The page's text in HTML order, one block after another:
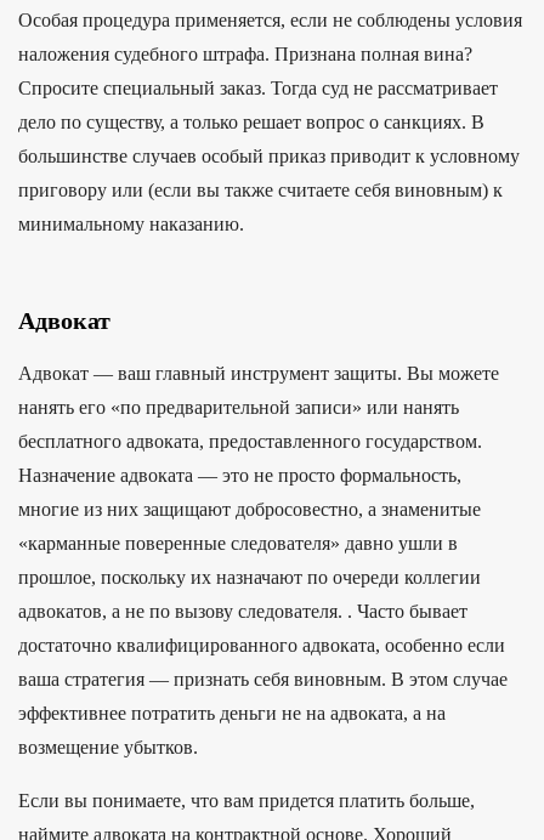
Особая процедура применяется, если не соблюдены условия
наложения судебного штрафа. Признана полная вина?
Спросите специальный заказ. Тогда суд не рассматривает
дело по существу, а только решает вопрос о санкциях. В
большинстве случаев особый приказ приводит к условному
приговору или (если вы также считаете себя виновным) к
минимальному наказанию.
Адвокат
Адвокат — ваш главный инструмент защиты. Вы можете
нанять его «по предварительной записи» или нанять
бесплатного адвоката, предоставленного государством.
Назначение адвоката — это не просто формальность,
многие из них защищают добросовестно, а знаменитые
«карманные поверенные следователя» давно ушли в
прошлое, поскольку их назначают по очереди коллегии
адвокатов, а не по вызову следователя. . Часто бывает
достаточно квалифицированного адвоката, особенно если
ваша стратегия — признать себя виновным. В этом случае
эффективнее потратить деньги не на адвоката, а на
возмещение убытков.
Если вы понимаете, что вам придется платить больше,
наймите адвоката на контрактной основе. Хороший